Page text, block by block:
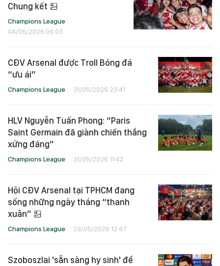
Chung kết
Champions League
04/06/2026 09:03
CĐV Arsenal được Troll Bóng đá
“ưu ái”
Champions League 31/05/2026 23:41
HLV Nguyễn Tuấn Phong: “Paris
Saint Germain đã giành chiến thắng
xứng đáng”
Champions League 31/05/2026 11:42
Hội CĐV Arsenal tại TPHCM đang
sống những ngày tháng “thanh
xuân”
Champions League 29/05/2026 12:47
Szoboszlai 'sẵn sàng hy sinh' để